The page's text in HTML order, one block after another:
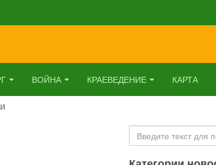
ВОЙНА КРАЕВЕДЕНИЕ КАРТА
Искать...